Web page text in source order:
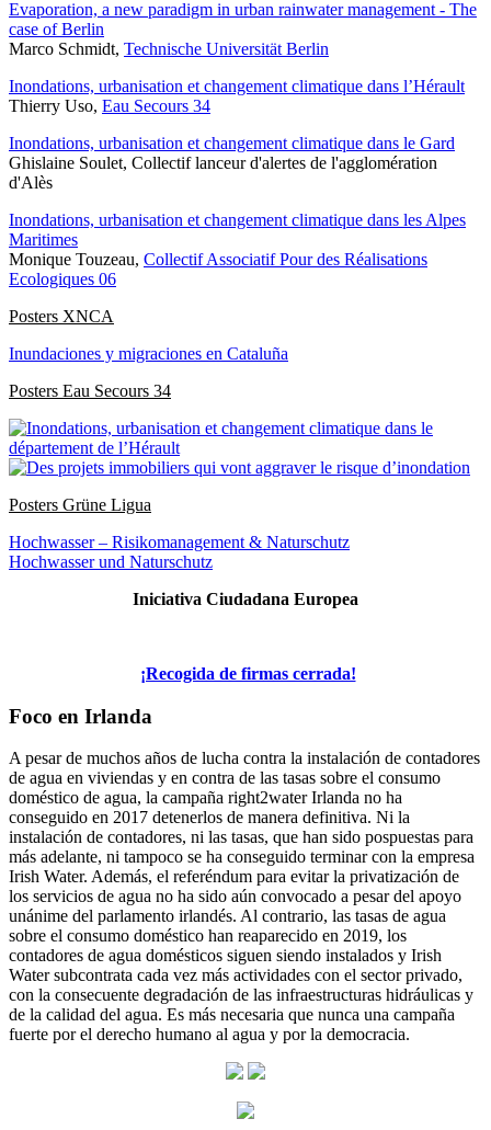
Evaporation, a new paradigm in urban rainwater management - The
case of Berlin
Marco Schmidt, Technische Universität Berlin
Inondations, urbanisation et changement climatique dans l’Hérault
Thierry Uso, Eau Secours 34
Inondations, urbanisation et changement climatique dans le Gard
Ghislaine Soulet, Collectif lanceur d'alertes de l'agglomération
d'Alès
Inondations, urbanisation et changement climatique dans les Alpes
Maritimes
Monique Touzeau, Collectif Associatif Pour des Réalisations
Ecologiques 06
Posters XNCA
Inundaciones y migraciones en Cataluña
Posters Eau Secours 34
Posters Grüne Ligua
Hochwasser – Risikomanagement & Naturschutz
Hochwasser und Naturschutz
Iniciativa Ciudadana Europea
¡Recogida de firmas cerrada!
Foco en Irlanda
A pesar de muchos años de lucha contra la instalación de contadores
de agua en viviendas y en contra de las tasas sobre el consumo
doméstico de agua, la campaña right2water Irlanda no ha
conseguido en 2017 detenerlos de manera definitiva. Ni la
instalación de contadores, ni las tasas, que han sido pospuestas para
más adelante, ni tampoco se ha conseguido terminar con la empresa
Irish Water. Además, el referéndum para evitar la privatización de
los servicios de agua no ha sido aún convocado a pesar del apoyo
unánime del parlamento irlandés. Al contrario, las tasas de agua
sobre el consumo doméstico han reaparecido en 2019, los
contadores de agua domésticos siguen siendo instalados y Irish
Water subcontrata cada vez más actividades con el sector privado,
con la consecuente degradación de las infraestructuras hidráulicas y
de la calidad del agua. Es más necesaria que nunca una campaña
fuerte por el derecho humano al agua y por la democracia.